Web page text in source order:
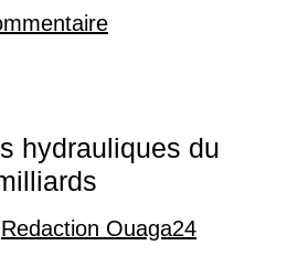
hydrauliques du
Redaction Ouaga24